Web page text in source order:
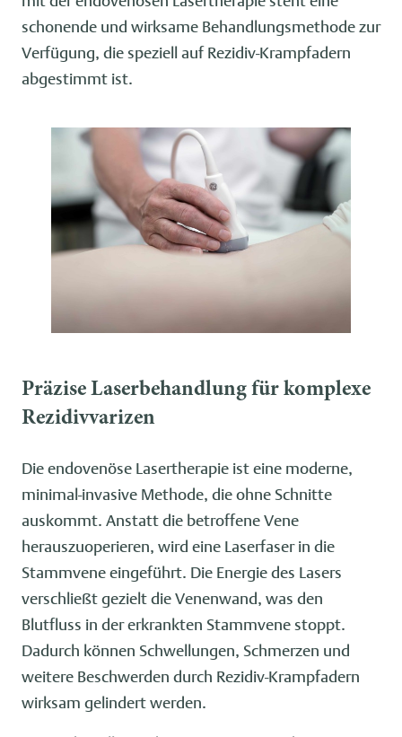
schonende und wirksame Behandlungsmethode zur
Verfügung, die speziell auf Rezidiv-Krampfadern
abgestimmt ist.
Präzise Laserbehandlung für komplexe
Rezidivvarizen
Die endovenöse Lasertherapie ist eine moderne,
minimal-invasive Methode, die ohne Schnitte
auskommt. Anstatt die betroffene Vene
herauszuoperieren, wird eine Laserfaser in die
Stammvene eingeführt. Die Energie des Lasers
verschließt gezielt die Venenwand, was den
Blutfluss in der erkrankten Stammvene stoppt.
Dadurch können Schwellungen, Schmerzen und
weitere Beschwerden durch Rezidiv-Krampfadern
wirksam gelindert werden.